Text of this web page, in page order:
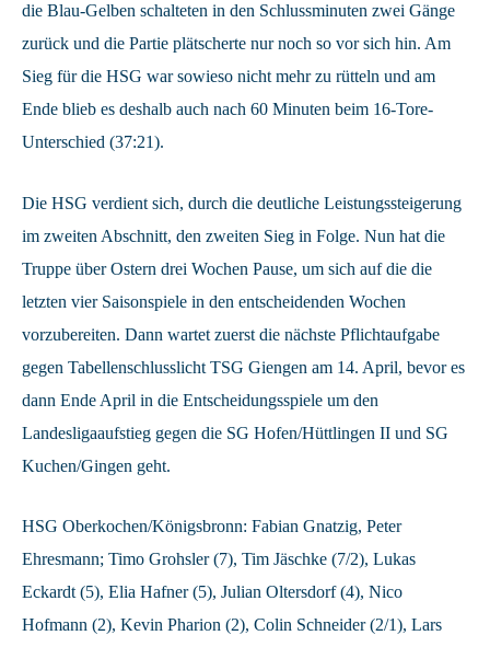
die Blau-Gelben schalteten in den Schlussminuten zwei Gänge
zurück und die Partie plätscherte nur noch so vor sich hin. Am
Sieg für die HSG war sowieso nicht mehr zu rütteln und am
Ende blieb es deshalb auch nach 60 Minuten beim 16-Tore-
Unterschied (37:21).
Die HSG verdient sich, durch die deutliche Leistungssteigerung
im zweiten Abschnitt, den zweiten Sieg in Folge. Nun hat die
Truppe über Ostern drei Wochen Pause, um sich auf die die
letzten vier Saisonspiele in den entscheidenden Wochen
vorzubereiten. Dann wartet zuerst die nächste Pflichtaufgabe
gegen Tabellenschlusslicht TSG Giengen am 14. April, bevor es
dann Ende April in die Entscheidungsspiele um den
Landesligaaufstieg gegen die SG Hofen/Hüttlingen II und SG
Kuchen/Gingen geht.
HSG Oberkochen/Königsbronn: Fabian Gnatzig, Peter
Ehresmann; Timo Grohsler (7), Tim Jäschke (7/2), Lukas
Eckardt (5), Elia Hafner (5), Julian Oltersdorf (4), Nico
Hofmann (2), Kevin Pharion (2), Colin Schneider (2/1), Lars